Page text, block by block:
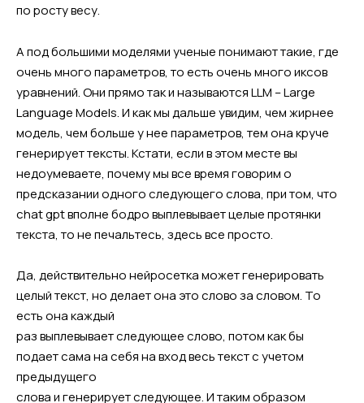
по росту весу.
А под большими моделями ученые понимают такие, где
очень много параметров, то есть очень много иксов
уравнений. Они прямо так и называются LLM – Large
Language Models. И как мы дальше увидим, чем жирнее
модель, чем больше у нее параметров, тем она круче
генерирует тексты. Кстати, если в этом месте вы
недоумеваете, почему мы все время говорим о
предсказании одного следующего слова, при том, что
chat gpt вполне бодро выплевывает целые протянки
текста, то не печальтесь, здесь все просто.
Да, действительно нейросетка может генерировать
целый текст, но делает она это слово за словом. То
есть она каждый
раз выплевывает следующее слово, потом как бы
подает сама на себя на вход весь текст с учетом
предыдущего
слова и генерирует следующее. И таким образом